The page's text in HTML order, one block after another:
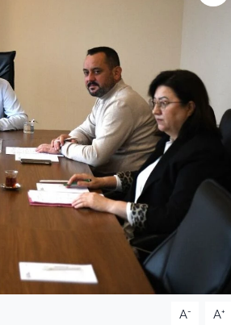
A- A+